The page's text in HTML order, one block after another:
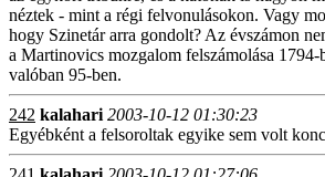
néztek - mint a régi felvonulásokon. Vagy
hogy Szinetár arra gondolt? Az évszámon
a Martinovics mozgalom felszámolása
valóban 95-ben.
242 kalahari 2003-10-12 01:30:23
Egyébként a felsoroltak egyike sem volt